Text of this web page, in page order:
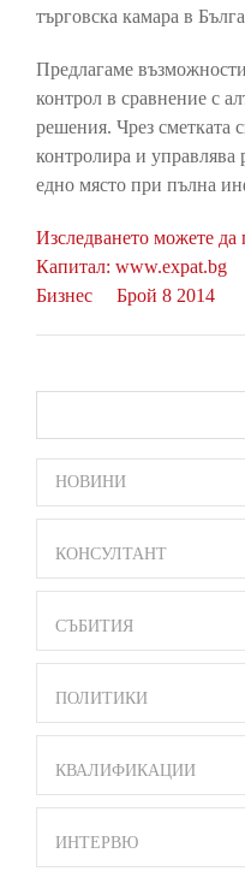
търговска камара в
Предлагаме
контрол в сравнение с
решения. Чрез сметката
контролира и управлява
едно място при пълна
Изследването можете да
Капитал: www.expat.bg
Бизнес
Брой 8 2014
SIDE
BAR
MENU
НОВИНИ
КОНСУЛТАНТ
СЪБИТИЯ
ПОЛИТИКИ
КВАЛИФИКАЦИИ
ИНТЕРВЮ